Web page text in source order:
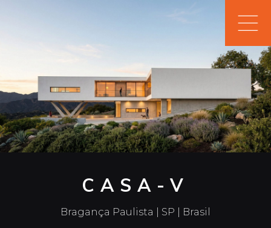
CASA-V
Bragança Paulista | SP | Brasil